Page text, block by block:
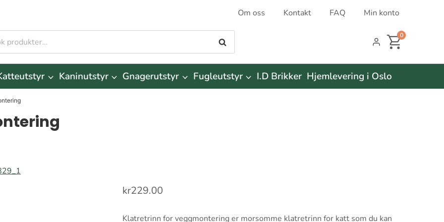
Om oss Kontakt FAQ Min konto
Søk
0
Kaninutstyr Gnagerutstyr Fugleutstyr I.D Brikker Hjemlevering i Oslo
kr229.00
Klatretrinn for veggmontering er morsomme klatretrinn for katt som du kan